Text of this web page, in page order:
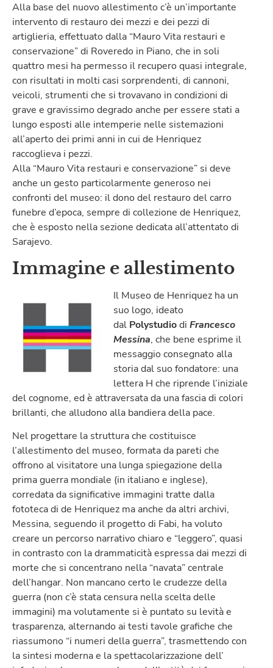
Alla base del nuovo allestimento c’è un’importante
intervento di restauro dei mezzi e dei pezzi di
artiglieria, effettuato dalla “Mauro Vita restauri e
conservazione” di Roveredo in Piano, che in soli
quattro mesi ha permesso il recupero quasi integrale,
con risultati in molti casi sorprendenti, di cannoni,
veicoli, strumenti che si trovavano in condizioni di
grave e gravissimo degrado anche per essere stati a
lungo esposti alle intemperie nelle sistemazioni
all’aperto dei primi anni in cui de Henriquez
raccoglieva i pezzi.
Alla “Mauro Vita restauri e conservazione” si deve
anche un gesto particolarmente generoso nei
confronti del museo: il dono del restauro del carro
funebre d’epoca, sempre di collezione de Henriquez,
che è esposto nella sezione dedicata all’attentato di
Sarajevo.
Immagine e allestimento
Il Museo de Henriquez ha un
suo logo, ideato
dal Polystudiodi Francesco
Messina, che bene esprime il
messaggio consegnato alla
storia dal suo fondatore: una
lettera H che riprende l’iniziale
del cognome, ed è attraversata da una fascia di colori
brillanti, che alludono alla bandiera della pace.
Nel progettare la struttura che costituisce
l’allestimento del museo, formata da pareti che
offrono al visitatore una lunga spiegazione della
prima guerra mondiale (in italiano e inglese),
corredata da significative immagini tratte dalla
fototeca di de Henriquez ma anche da altri archivi,
Messina, seguendo il progetto di Fabi, ha voluto
creare un percorso narrativo chiaro e “leggero”, quasi
in contrasto con la drammaticità espressa dai mezzi di
morte che si concentrano nella “navata” centrale
dell’hangar. Non mancano certo le crudezze della
guerra (non c’è stata censura nella scelta delle
immagini) ma volutamente si è puntato su levità e
trasparenza, alternando ai testi tavole grafiche che
riassumono “i numeri della guerra”, trasmettendo con
la sintesi moderna e la spettacolarizzazione dell’